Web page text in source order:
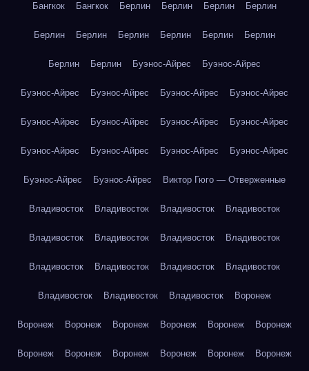
Бангкок Бангкок Берлин Берлин Берлин Берлин
Берлин Берлин Берлин Берлин Берлин Берлин
Берлин Берлин Буэнос-Айрес Буэнос-Айрес
Буэнос-Айрес Буэнос-Айрес Буэнос-Айрес Буэнос-Айрес
Буэнос-Айрес Буэнос-Айрес Буэнос-Айрес Буэнос-Айрес
Буэнос-Айрес Буэнос-Айрес Буэнос-Айрес Буэнос-Айрес
Буэнос-Айрес Буэнос-Айрес Виктор Гюго — Отверженные
Владивосток Владивосток Владивосток Владивосток
Владивосток Владивосток Владивосток Владивосток
Владивосток Владивосток Владивосток Владивосток
Владивосток Владивосток Владивосток Воронеж
Воронеж Воронеж Воронеж Воронеж Воронеж Воронеж
Воронеж Воронеж Воронеж Воронеж Воронеж Воронеж